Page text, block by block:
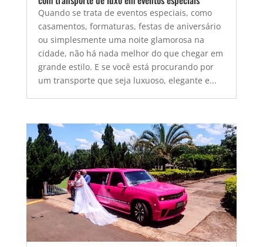
Quando se trata de eventos especiais, como
casamentos, formaturas, festas de aniversário
ou simplesmente uma noite glamorosa na
cidade, não há nada melhor do que chegar em
grande estilo. E se você está procurando por
um transporte que seja luxuoso, elegante e...